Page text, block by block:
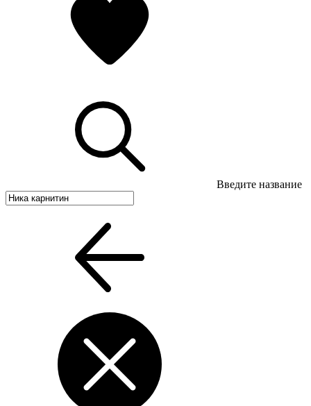
Введите название